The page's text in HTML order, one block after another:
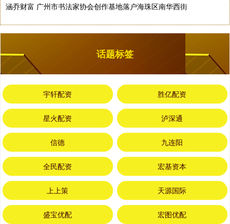
涵乔财富 广州市书法家协会创作基地落户海珠区南华西街
话题标签
宇轩配资 胜亿配资
星火配资 泸深通
信德 九连阳
全民配资 宏基资本
上上策 天源国际
盛宝优配 宏图优配